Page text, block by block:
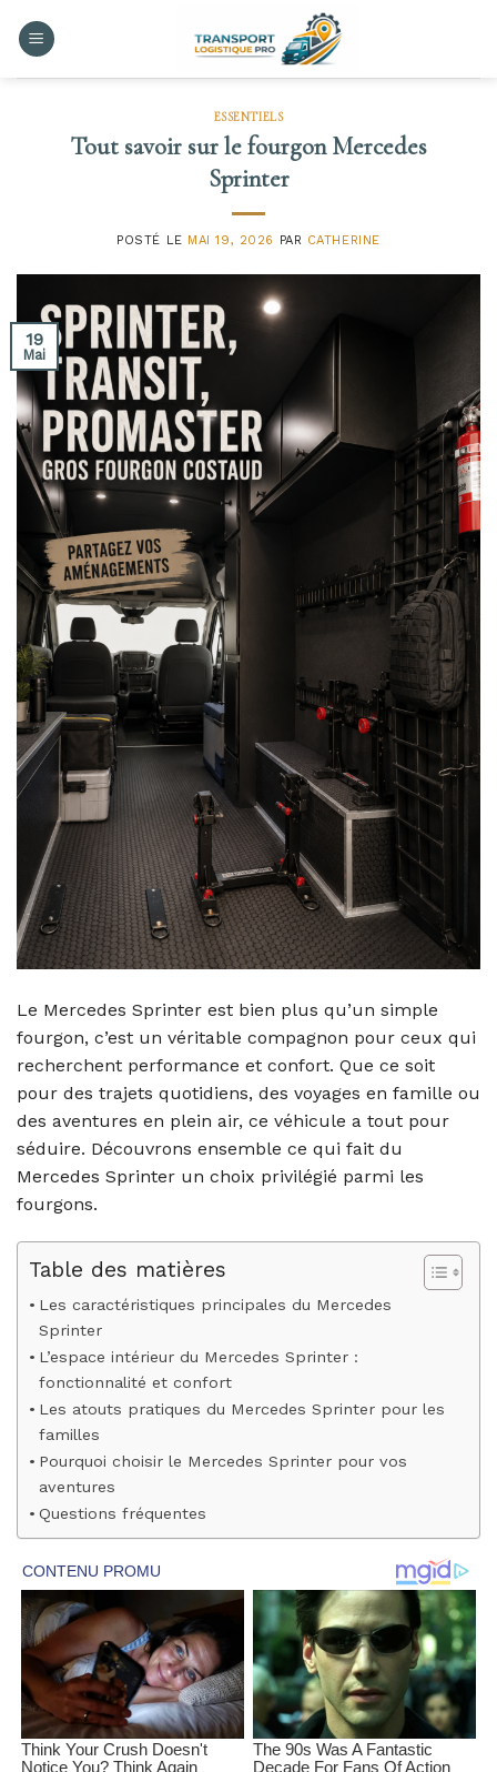
ESSENTIELS
Tout savoir sur le fourgon Mercedes
Sprinter
POSTÉ LE MAI 19, 2026 PAR CATHERINE
19
Mai
Le Mercedes Sprinter est bien plus qu’un simple
fourgon, c’est un véritable compagnon pour ceux qui
recherchent performance et confort. Que ce soit
pour des trajets quotidiens, des voyages en famille ou
des aventures en plein air, ce véhicule a tout pour
séduire. Découvrons ensemble ce qui fait du
Mercedes Sprinter un choix privilégié parmi les
fourgons.
Table des matières
Les caractéristiques principales du Mercedes
Sprinter
L’espace intérieur du Mercedes Sprinter :
fonctionnalité et confort
Les atouts pratiques du Mercedes Sprinter pour les
familles
Pourquoi choisir le Mercedes Sprinter pour vos
aventures
Questions fréquentes